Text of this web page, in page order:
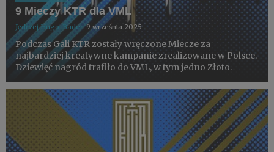
9 Mieczy KTR dla VML
Jędrzej Hugo-Bader 9 września 2025
Podczas Gali KTR zostały wręczone Miecze za
najbardziej kreatywne kampanie zrealizowane w Polsce.
Dziewięć nagród trafiło do VML, w tym jedno Złoto.